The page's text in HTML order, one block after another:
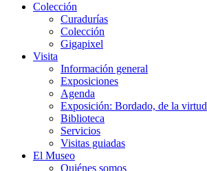
Colección
Curadurías
Colección
Gigapixel
Visita
Información general
Exposiciones
Agenda
Exposición: Bordado, de la virtud
Biblioteca
Servicios
Visitas guiadas
El Museo
Quiénes somos